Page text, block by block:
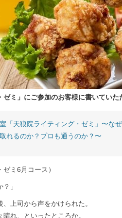
ミ」にご参加のお客様に書いていた
「天狼院ライティング・ゼミ」〜な
れるのか？プロも通うのか？〜
ミ6月コース）
」
上司から声をかけられた。
れ、といったところか。